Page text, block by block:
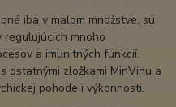
iba v malom množstve, sú
mnoho
a imunitných funkcií.
ostatnými zložkami MinVinu a
pohode i výkonnosti.